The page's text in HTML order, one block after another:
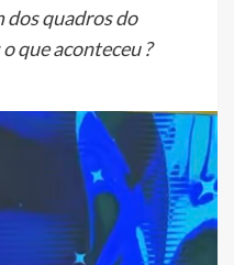
dos quadros do
que aconteceu ?